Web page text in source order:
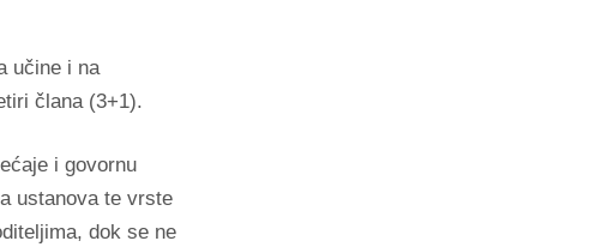
učine i na
člana (3+1).
i govornu
ustanova te vrste
dok se ne